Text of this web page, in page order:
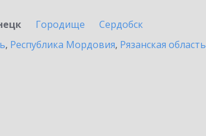
Городище
Сердобск
, Республика Мордовия, Рязанская область